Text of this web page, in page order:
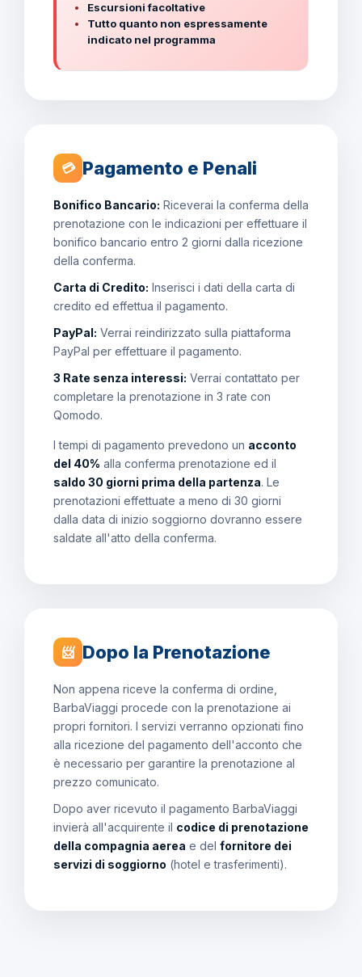
Escursioni facoltative
Tutto quanto non espressamente
indicato nel programma
💳 Pagamento e Penali
Bonifico Bancario: Riceverai la conferma della
prenotazione con le indicazioni per effettuare il
bonifico bancario entro 2 giorni dalla ricezione
della conferma.
Carta di Credito: Inserisci i dati della carta di
credito ed effettua il pagamento.
PayPal: Verrai reindirizzato sulla piattaforma
PayPal per effettuare il pagamento.
3 Rate senza interessi: Verrai contattato per
completare la prenotazione in 3 rate con
Qomodo.
I tempi di pagamento prevedono un acconto
del 40% alla conferma prenotazione ed il
saldo 30 giorni prima della partenza. Le
prenotazioni effettuate a meno di 30 giorni
dalla data di inizio soggiorno dovranno essere
saldate all'atto della conferma.
📨 Dopo la Prenotazione
Non appena riceve la conferma di ordine,
BarbaViaggi procede con la prenotazione ai
propri fornitori. I servizi verranno opzionati fino
alla ricezione del pagamento dell'acconto che
è necessario per garantire la prenotazione al
prezzo comunicato.
Dopo aver ricevuto il pagamento BarbaViaggi
invierà all'acquirente il codice di prenotazione
della compagnia aerea e del fornitore dei
servizi di soggiorno (hotel e trasferimenti).